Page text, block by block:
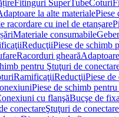
Fitinguri SuperTubeCoturi
la alte materialePiese
racordare cu inel de etanșare
Materiale consumabile
ReducţiiPiese de schimb
Racorduri gheară
pentru Ştuţuri de
RamificaţiiReducţiiPiese
Piese de schimb
cu flanşăBucşe de
conectareŞtuţuri de conectare